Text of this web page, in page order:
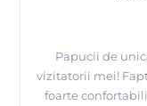
Papucii de
vizitatorii mei!
foarte